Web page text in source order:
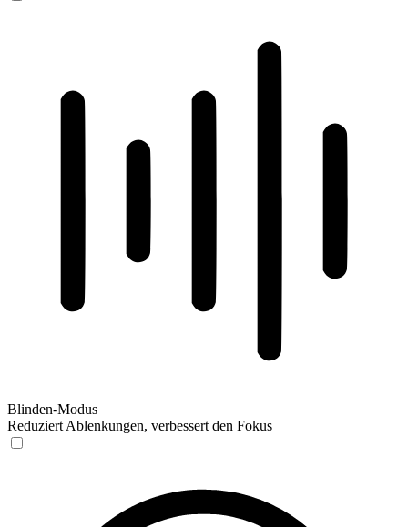
Blinden-Modus
Reduziert Ablenkungen, verbessert den Fokus